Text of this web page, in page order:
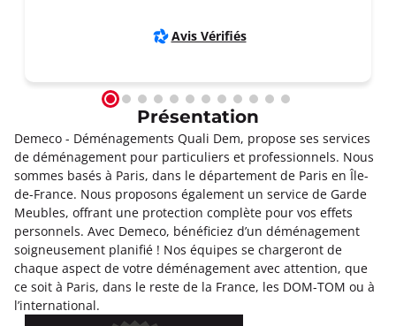
Avis Vérifiés
Présentation
Demeco - Déménagements Quali Dem, propose ses services
de déménagement pour particuliers et professionnels. Nous
sommes basés à Paris, dans le département de Paris en Île-
de-France. Nous proposons également un service de Garde
Meubles, offrant une protection complète pour vos effets
personnels. Avec Demeco, bénéficiez d’un déménagement
soigneusement planifié ! Nos équipes se chargeront de
chaque aspect de votre déménagement avec attention, que
ce soit à Paris, dans le reste de la France, les DOM-TOM ou à
l’international.